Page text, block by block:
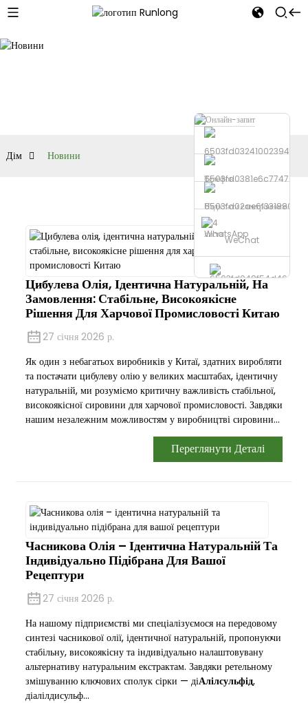
Телефон
Надіслати електронного
листа
WhatsApp
WeChat
Дім Новини
Цибулева Олія, Ідентична Натуральній, На
Замовлення: Стабільне, Високоякісне
Рішення Для Харчової Промисловості Китаю
27 січня 2026 р.
Як один з небагатьох виробників у Китаї, здатних виробляти
та постачати цибулеву олію у великих масштабах, ідентичну
натуральній, ми розуміємо критичну важливість стабільної,
високоякісної сировини для харчової промисловості. Завдяки
нашим незалежним можливостям у виробництві сировини...
Переглянути Деталі
Часникова Олія – Ідентична Натуральній Та
Індивідуально Підібрана Для Вашої
Рецептури
27 січня 2026 р.
На нашому підприємстві ми спеціалізуємося на передовому
синтезі часникової олії, ідентичної натуральній, пропонуючи
стабільну, високоякісну та індивідуально налаштовувану
альтернативу натуральним екстрактам. Завдяки ретельному
змішуванню ключових сполук сірки — діАлілсульфід,
діалілдисульф...